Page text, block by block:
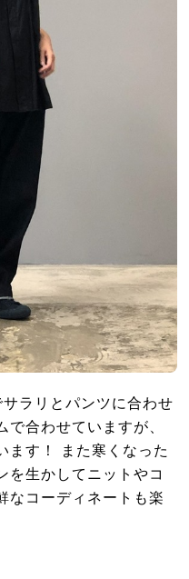
ラリとパンツに合わせ
合わせていますが、
ます！ また寒くなった
を生かしてニットやコ
なコーディネートも楽